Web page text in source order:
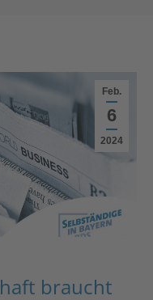
Feb.
6
2024
braucht